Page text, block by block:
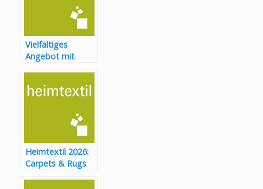
Vielfältiges
Angebot mit
Innenraumgestalt
Heimtextil 2026
Heimtextil 2026:
Carpets & Rugs